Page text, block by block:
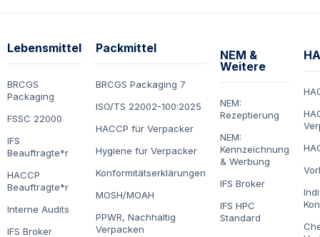
Lebensmittel
BRCGS
Packaging
FSSC 22000
IFS
Beauftragte*r
HACCP
Beauftragte*r
Interne Audits
IFS Broker
Packmittel
BRCGS Packaging 7
ISO/TS 22002-100:2025
HACCP für Verpacker
Hygiene für Verpacker
Konformitätserklärungen
MOSH/MOAH
PPWR, Nachhaltig
Verpacken
NEM &
Weitere
NEM:
Rezeptierung
NEM:
Kennzeichnung
& Werbung
IFS Broker
IFS HPC
Standard